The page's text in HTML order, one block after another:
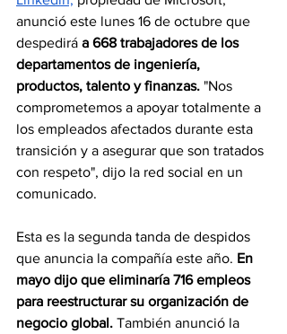
anunció este lunes 16 de octubre que
despedirá a 668 trabajadores de los
departamentos de ingeniería,
productos, talento y finanzas. "Nos
comprometemos a apoyar totalmente a
los empleados afectados durante esta
transición y a asegurar que son tratados
con respeto", dijo la red social en un
comunicado.
Esta es la segunda tanda de despidos
que anuncia la compañía este año. En
mayo dijo que eliminaría 716 empleos
para reestructurar su organización de
negocio global. También anunció la